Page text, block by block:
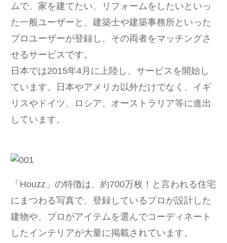
ムで、家を建てたい、リフォームをしたいといっ
た一般ユーザーと、建築士や建築事務所といった
プロユーザーが登録し、その両者をマッチングさ
せるサービスです。
日本では2015年4月に上陸し、サービスを開始し
ています。日本やアメリカ以外だけでなく、イギ
リスやドイツ、ロシア、オーストラリア等に進出
しています。
「Houzz」の特徴は、約700万枚！と言われる住宅
にまつわる写真で、登録しているプロが設計した
建物や、プロがアイテムを選んでコーディネート
したインテリアが大量に掲載されています。